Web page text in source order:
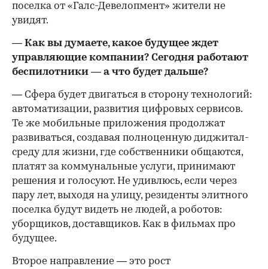
поселка от «Галс-Девелопмент» жители не
увидят.
— Как вы думаете, какое будущее ждет
управляющие компании? Сегодня работают
беспилотники — а что будет дальше?
— Сфера будет двигаться в сторону технологий:
автоматизации, развития цифровых сервисов.
Те же мобильные приложения продолжат
развиваться, создавая полноценную диджитал-
среду для жизни, где собственники общаются,
платят за коммунальные услуги, принимают
решения и голосуют. Не удивлюсь, если через
пару лет, выходя на улицу, резиденты элитного
поселка будут видеть не людей, а роботов:
уборщиков, доставщиков. Как в фильмах про
будущее.
Второе направление — это рост